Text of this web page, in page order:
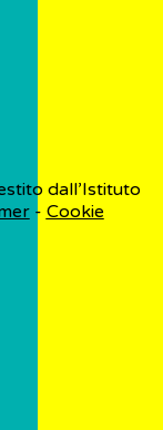
dall’Istituto
- Cookie